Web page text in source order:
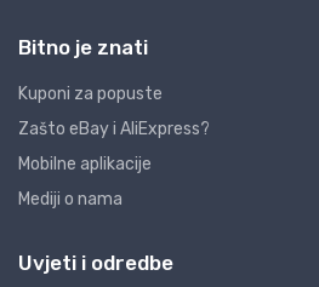
Bitno je znati
Kuponi za popuste
Zašto eBay i AliExpress?
Mobilne aplikacije
Mediji o nama
Uvjeti i odredbe